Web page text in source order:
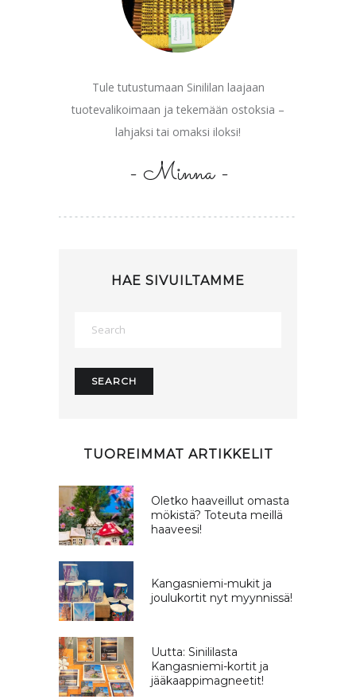
Tule tutustumaan Sinililan laajaan
tuotevalikoimaan ja tekemään ostoksia –
lahjaksi tai omaksi iloksi!
- Minna -
HAE SIVUILTAMME
TUOREIMMAT ARTIKKELIT
Oletko haaveillut omasta
mökistä? Toteuta meillä
haaveesi!
Kangasniemi-mukit ja
joulukortit nyt myynnissä!
Uutta: Sinililasta
Kangasniemi-kortit ja
jääkaappimagneetit!